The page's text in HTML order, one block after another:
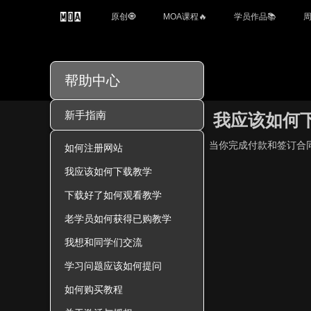
原创🧿 MOA课程🔥 学员作品📚
帮助中心
新手指南 我应该如何
当你完成付款和签订合
如何注册网站
我应该如何下载教学
下载好了如何观看教学
老学员如何获得已购教学
我想和同学们交流
学习问题应该如何提问
如何购买教程